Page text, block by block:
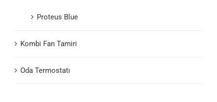
Proteus Blue
Kombi Fan Tamiri
Oda Termostatı